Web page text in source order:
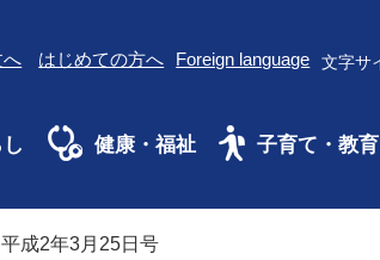
へ はじめての方へ Foreign language 文字サ
健康・福祉 子育て・教育
成2年3月25日号